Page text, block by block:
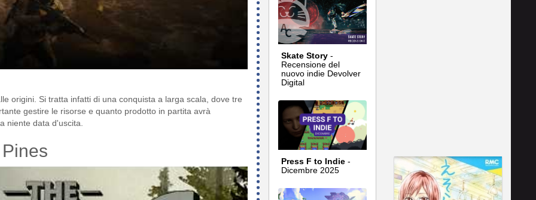
origini. Si tratta infatti di una conquista a larga scala, dove tre
gestire le risorse e quanto prodotto in partita avrà
niente data d'uscita.
Skate Story -
Recensione del
nuovo indie Devolver
Digital
Press F to Indie -
Dicembre 2025